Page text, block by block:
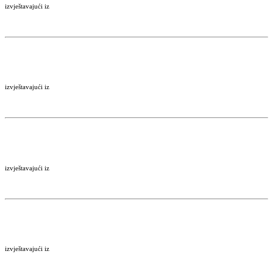
izvještavajući iz
izvještavajući iz
izvještavajući iz
izvještavajući iz